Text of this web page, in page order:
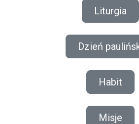
Liturgia
Dzień
Habit
Misje